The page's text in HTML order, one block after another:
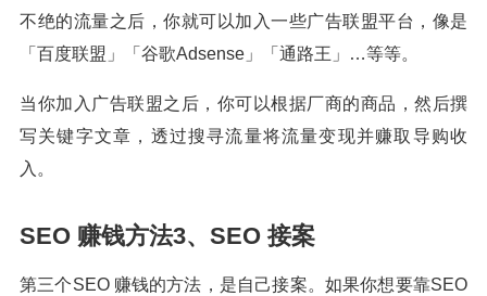
不绝的流量之后，你就可以加入一些广告联盟平台，像是
「百度联盟」「谷歌Adsense」「通路王」…等等。
当你加入广告联盟之后，你可以根据厂商的商品，然后撰
写关键字文章，透过搜寻流量将流量变现并赚取导购收
入。
SEO 赚钱方法3、SEO 接案
第三个SEO 赚钱的方法，是自己接案。如果你想要靠SEO